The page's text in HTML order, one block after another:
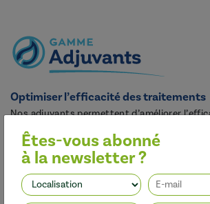
Optimiser l’efficacité des traitements
Nos adjuvants permettent d’améliorer
herbicides, des fongicides, des insecticides
croissance, tout en limitant leur impact sur
Êtes-vous abonné
à la newsletter ?